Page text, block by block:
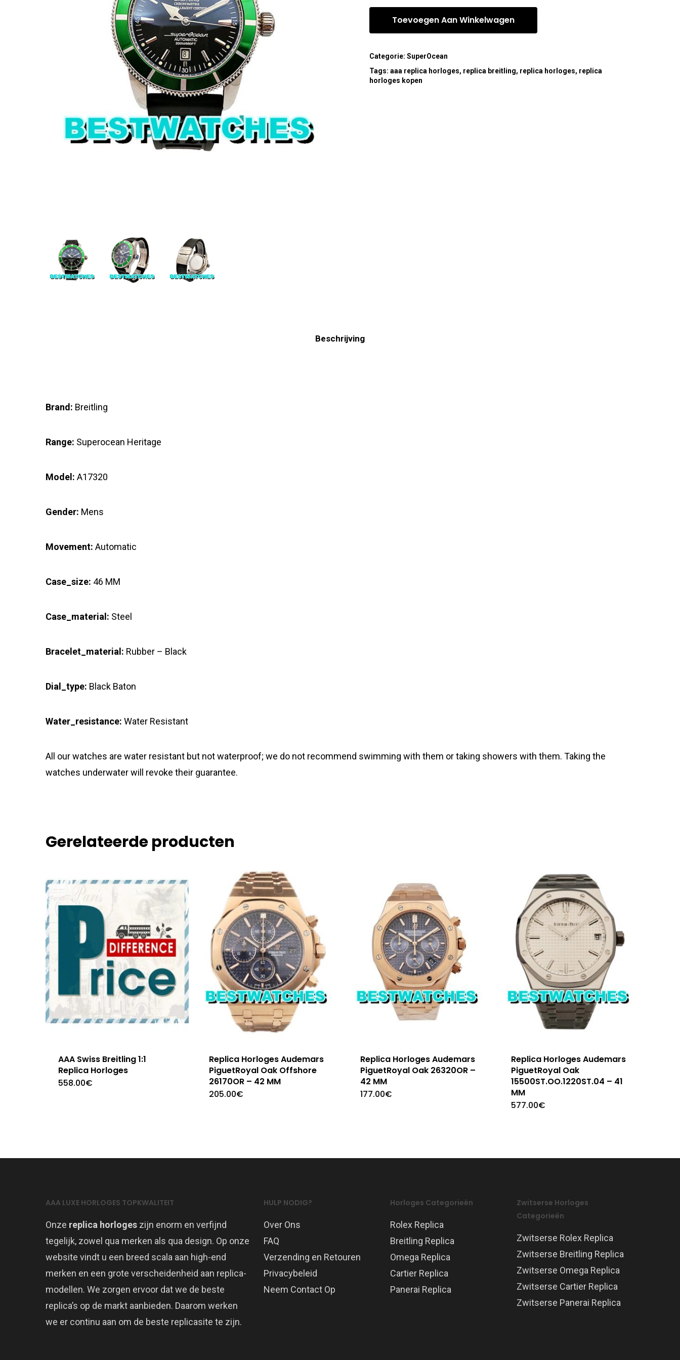
Toevoegen Aan Winkelwagen
Categorie:SuperOcean
Tags:aaa replica horloges, replica breitling, replica horloges, replica
horloges kopen
Beschrijving
Brand: Breitling
Range: Superocean Heritage
Model: A17320
Gender: Mens
Movement: Automatic
Case_size: 46 MM
Case_material: Steel
Bracelet_material: Rubber – Black
Dial_type: Black Baton
Water_resistance: Water Resistant
All our watches are water resistant but not waterproof; we do not recommend swimming with them or taking showers with them. Taking the
watches underwater will revoke their guarantee.
Gerelateerde producten
AAA Swiss Breitling 1:1
Replica Horloges
558.00€
Replica Horloges Audemars
PiguetRoyal Oak Offshore
26170OR – 42 MM
205.00€
Replica Horloges Audemars
PiguetRoyal Oak 26320OR –
42 MM
177.00€
Replica Horloges Audemars
PiguetRoyal Oak
15500ST.OO.1220ST.04 – 41
MM
577.00€
AAA LUXE HORLOGES TOPKWALITEIT
Onze replica horloges zijn enorm en verfijnd
tegelijk, zowel qua merken als qua design. Op onze
website vindt u een breed scala aan high-end
merken en een grote verscheidenheid aan replica-
modellen. We zorgen ervoor dat we de beste
replica’s op de markt aanbieden. Daarom werken
we er continu aan om de beste replicasite te zijn.
HULP NODIG?
Over Ons
FAQ
Verzending en Retouren
Privacybeleid
Neem Contact Op
Horloges Categorieën
Rolex Replica
Breitling Replica
Omega Replica
Cartier Replica
Panerai Replica
Zwitserse Horloges
Categorieën
Zwitserse Rolex Replica
Zwitserse Breitling Replica
Zwitserse Omega Replica
Zwitserse Cartier Replica
Zwitserse Panerai Replica